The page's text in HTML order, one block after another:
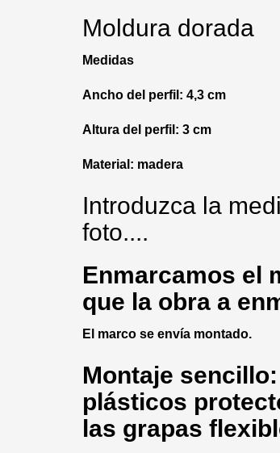
Moldura dorada
Medidas
Ancho del perfil: 4,3 cm
Altura del perfil: 3 cm
Material: madera
Introduzca la
foto....
Enmarcamos el
que la obra a
El marco se envía montado.
Montaje
plásticos
las grapas